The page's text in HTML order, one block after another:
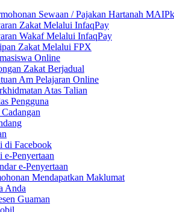
Sewaan / Pajakan Hartanah MAIPk
Zakat Melalui InfaqPay
Wakaf Melalui InfaqPay
Zakat Melalui FPX
Online
Zakat Berjadual
Am Pelajaran Online
Atas Talian
Pengguna
di Facebook
e-Penyertaan
e-Penyertaan
Mendapatkan Maklumat
Anda
Guaman